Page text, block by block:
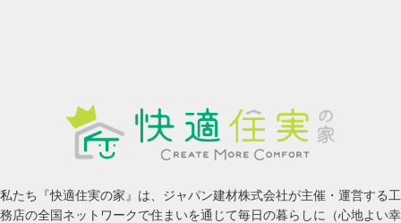
私たち『快適住実の家』は、ジャパン建材株式会社が主催・運営する工
務店の全国ネットワークで住まいを通じて毎日の暮らしに（心地よい幸